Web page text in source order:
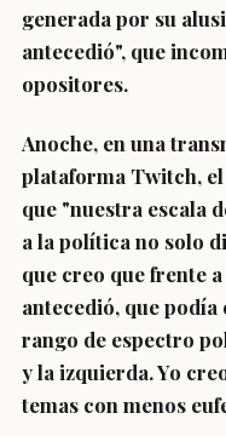
generada por su
antecedió", que
opositores.
Anoche, en una
plataforma Twitch,
que "nuestra escala
a la política no solo
que creo que frente
antecedió, que
rango de espectro
y la izquierda. Yo
temas con menos